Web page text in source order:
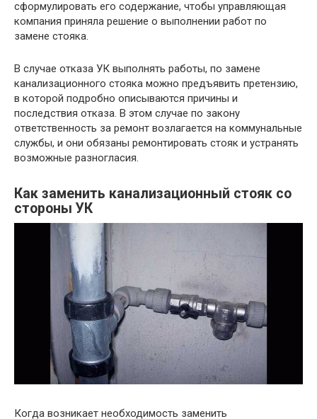
сформулировать его содержание, чтобы управляющая
компания приняла решение о выполнении работ по
замене стояка.
В случае отказа УК выполнять работы, по замене
канализационного стояка можно предъявить претензию,
в которой подробно описываются причины и
последствия отказа. В этом случае по закону
ответственность за ремонт возлагается на коммунальные
службы, и они обязаны ремонтировать стояк и устранять
возможные разногласия.
Как заменить канализационный стояк со
стороны УК
Когда возникает необходимость заменить